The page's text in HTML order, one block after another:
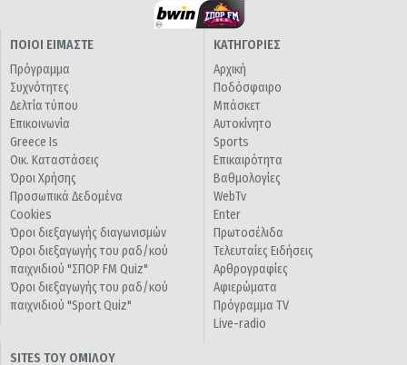
ΠΟΙΟΙ ΕΙΜΑΣΤΕ
Πρόγραμμα
Συχνότητες
Δελτία τύπου
Επικοινωνία
Greece Is
Οικ. Καταστάσεις
Όροι Χρήσης
Προσωπικά Δεδομένα
Cookies
Όροι διεξαγωγής διαγωνισμών
Όροι διεξαγωγής του ραδ/κού
παιχνιδιού "ΣΠΟΡ FM Quiz"
Όροι διεξαγωγής του ραδ/κού
παιχνιδιού "Sport Quiz"
ΚΑΤΗΓΟΡΙΕΣ
Αρχική
Ποδόσφαιρο
Μπάσκετ
Αυτοκίνητο
Sports
Επικαιρότητα
Βαθμολογίες
WebTv
Enter
Πρωτοσέλιδα
Τελευταίες Ειδήσεις
Αρθρογραφίες
Αφιερώματα
Πρόγραμμα TV
Live-radio
SITES ΤΟΥ ΟΜΙΛΟΥ